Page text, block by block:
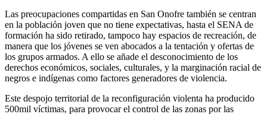
Las preocupaciones compartidas en San Onofre también se centran
en la población joven que no tiene expectativas, hasta el SENA de
formación ha sido retirado, tampoco hay espacios de recreación, de
manera que los jóvenes se ven abocados a la tentación y ofertas de
los grupos armados. A ello se añade el desconocimiento de los
derechos económicos, sociales, culturales, y la marginación racial de
negros e indígenas como factores generadores de violencia.
Este despojo territorial de la reconfiguración violenta ha producido
500mil víctimas, para provocar el control de las zonas por las